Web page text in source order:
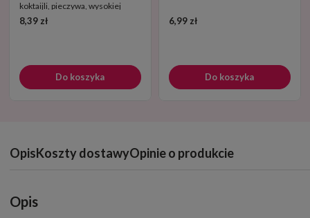
koktaijli, pieczywa, wysokiej
jakości
8,39 zł
Do koszyka
6,99 zł
Do koszyka
OpisKoszty dostawyOpinie o produkcie
Opis